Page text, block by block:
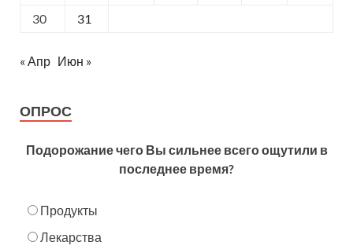
30
31
« Апр Июн »
ОПРОС
Подорожание чего Вы сильнее всего ощутили в
последнее время?
Продукты
Лекарства